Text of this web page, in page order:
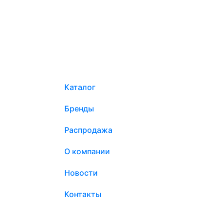
Каталог
Бренды
Распродажа
О компании
Новости
Контакты